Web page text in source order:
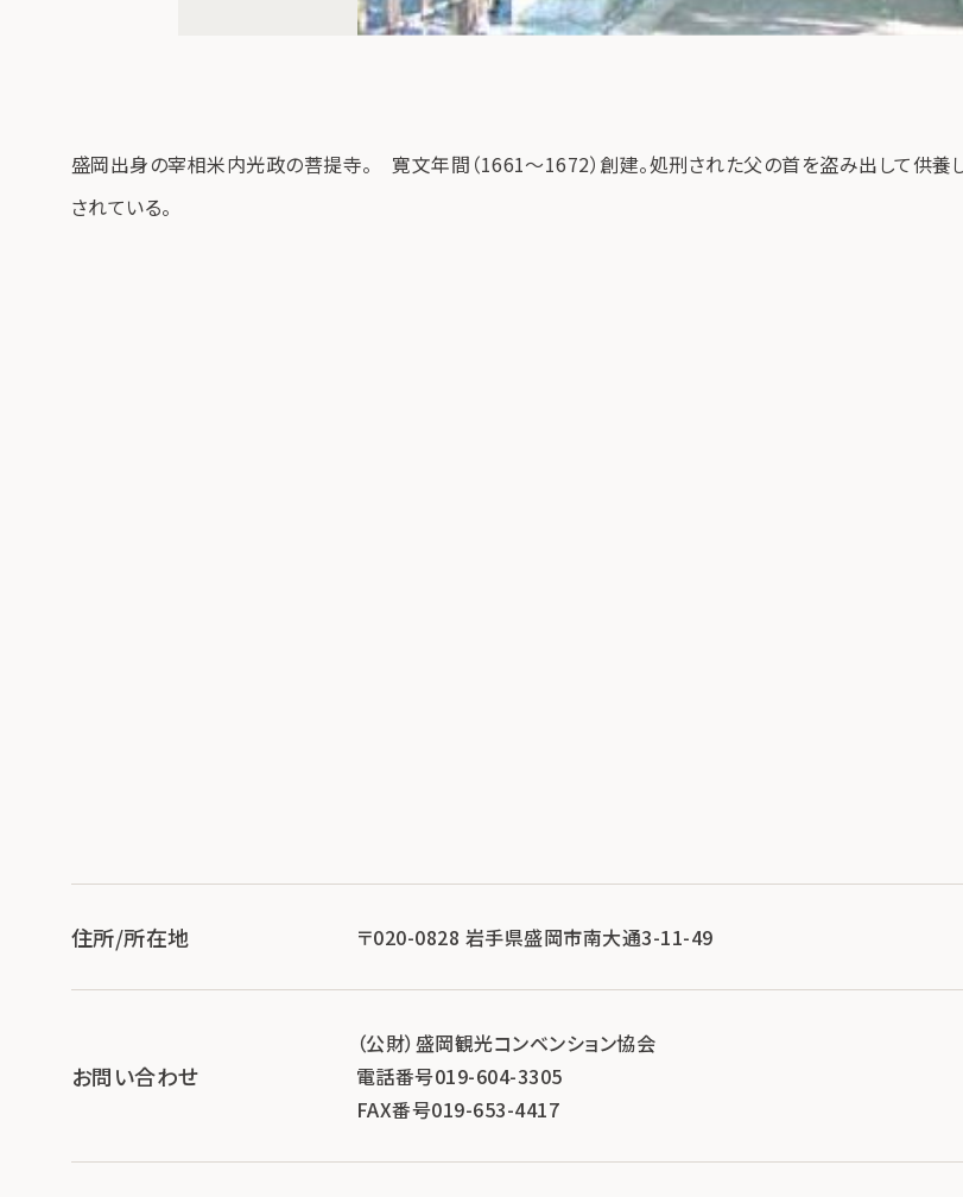
盛岡出身の宰相米内光政の菩提寺。 寛文年間（1661～1672）創建。処刑された父の首を盗み出して供
されている。
住所/所在地 〒020-0828 岩手県盛岡市南大通3-11-49
お問い合わせ
（公財）盛岡観光コンベンション協会
電話番号019-604-3305
FAX番号019-653-4417